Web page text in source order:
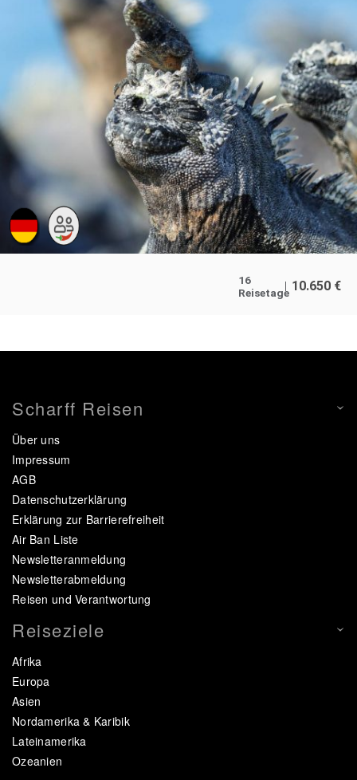
16
Reisetage 10.650 €
Scharff Reisen
Über uns
Impressum
AGB
Datenschutzerklärung
Erklärung zur Barrierefreiheit
Air Ban Liste
Newsletteranmeldung
Newsletterabmeldung
Reisen und Verantwortung
Reiseziele
Afrika
Europa
Asien
Nordamerika & Karibik
Lateinamerika
Ozeanien